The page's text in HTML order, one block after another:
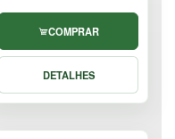
COMPRAR
DETALHES